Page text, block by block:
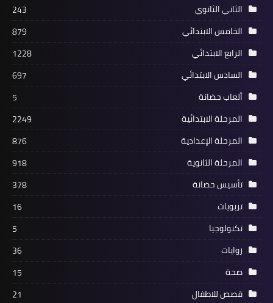
الثاني الثانوي
243
الخامس الابتدائي
879
الرابع الابتدائي
1228
السادس الابتدائي
697
ألعاب حضانة
5
المرحلة الابتدائية
2249
المرحلة الإعدادية
876
المرحلة الثانوية
918
تأسيس حضانة
378
تربويات
16
تكنولوجيا
5
روايات
36
صحة
15
قصص للاطفال
21